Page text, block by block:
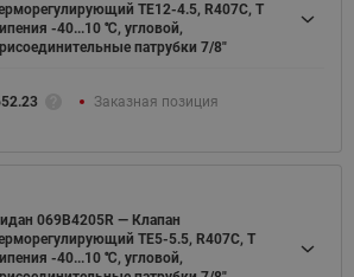
TE12-4.5, R407C, T
-40...10 ℃, угловой,
патрубки 7/8"
Заказная позиция
069B4205R — Клапан
TE5-5.5, R407C, T
-40...10 ℃, угловой,